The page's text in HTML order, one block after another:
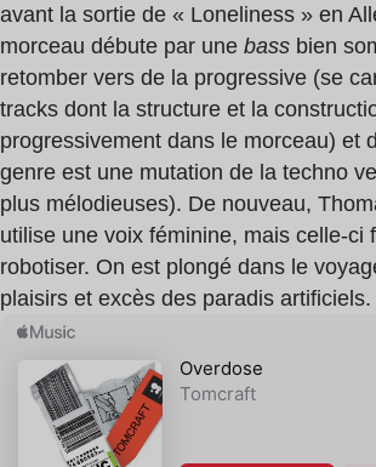
avant la sortie de « Loneliness » en
morceau débute par une bass bien
retomber vers de la progressive (se
tracks dont la structure et la
progressivement dans le morceau) et
genre est une mutation de la techno
plus mélodieuses). De nouveau,
utilise une voix féminine, mais celle-ci
robotiser. On est plongé dans le
plaisirs et excès des paradis artificiels.